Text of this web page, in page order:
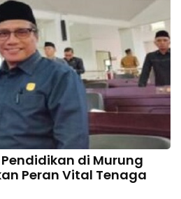
di Murung
Peran Vital Tenaga